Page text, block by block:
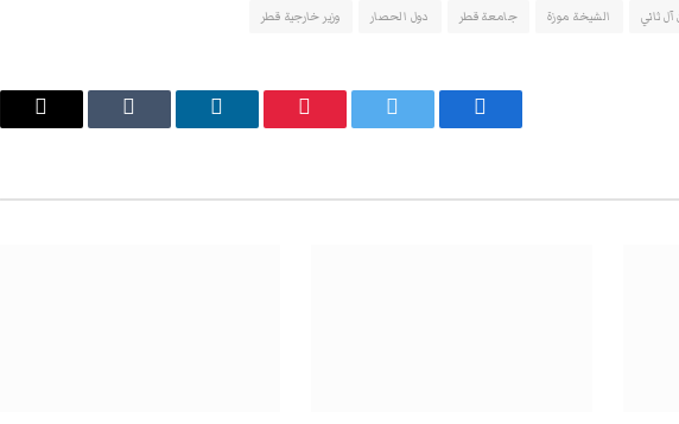
ثاني الشيخة موزة جامعة قطر دول الحصار وزير خارجية قطر
فيسبوك تويتر بينتيريست لينكدإن Tumblr
البريد